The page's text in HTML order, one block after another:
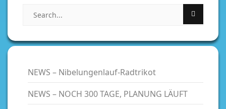
NEWS – Nibelungenlauf-Radtrikot
NEWS – NOCH 300 TAGE, PLANUNG LÄUFT